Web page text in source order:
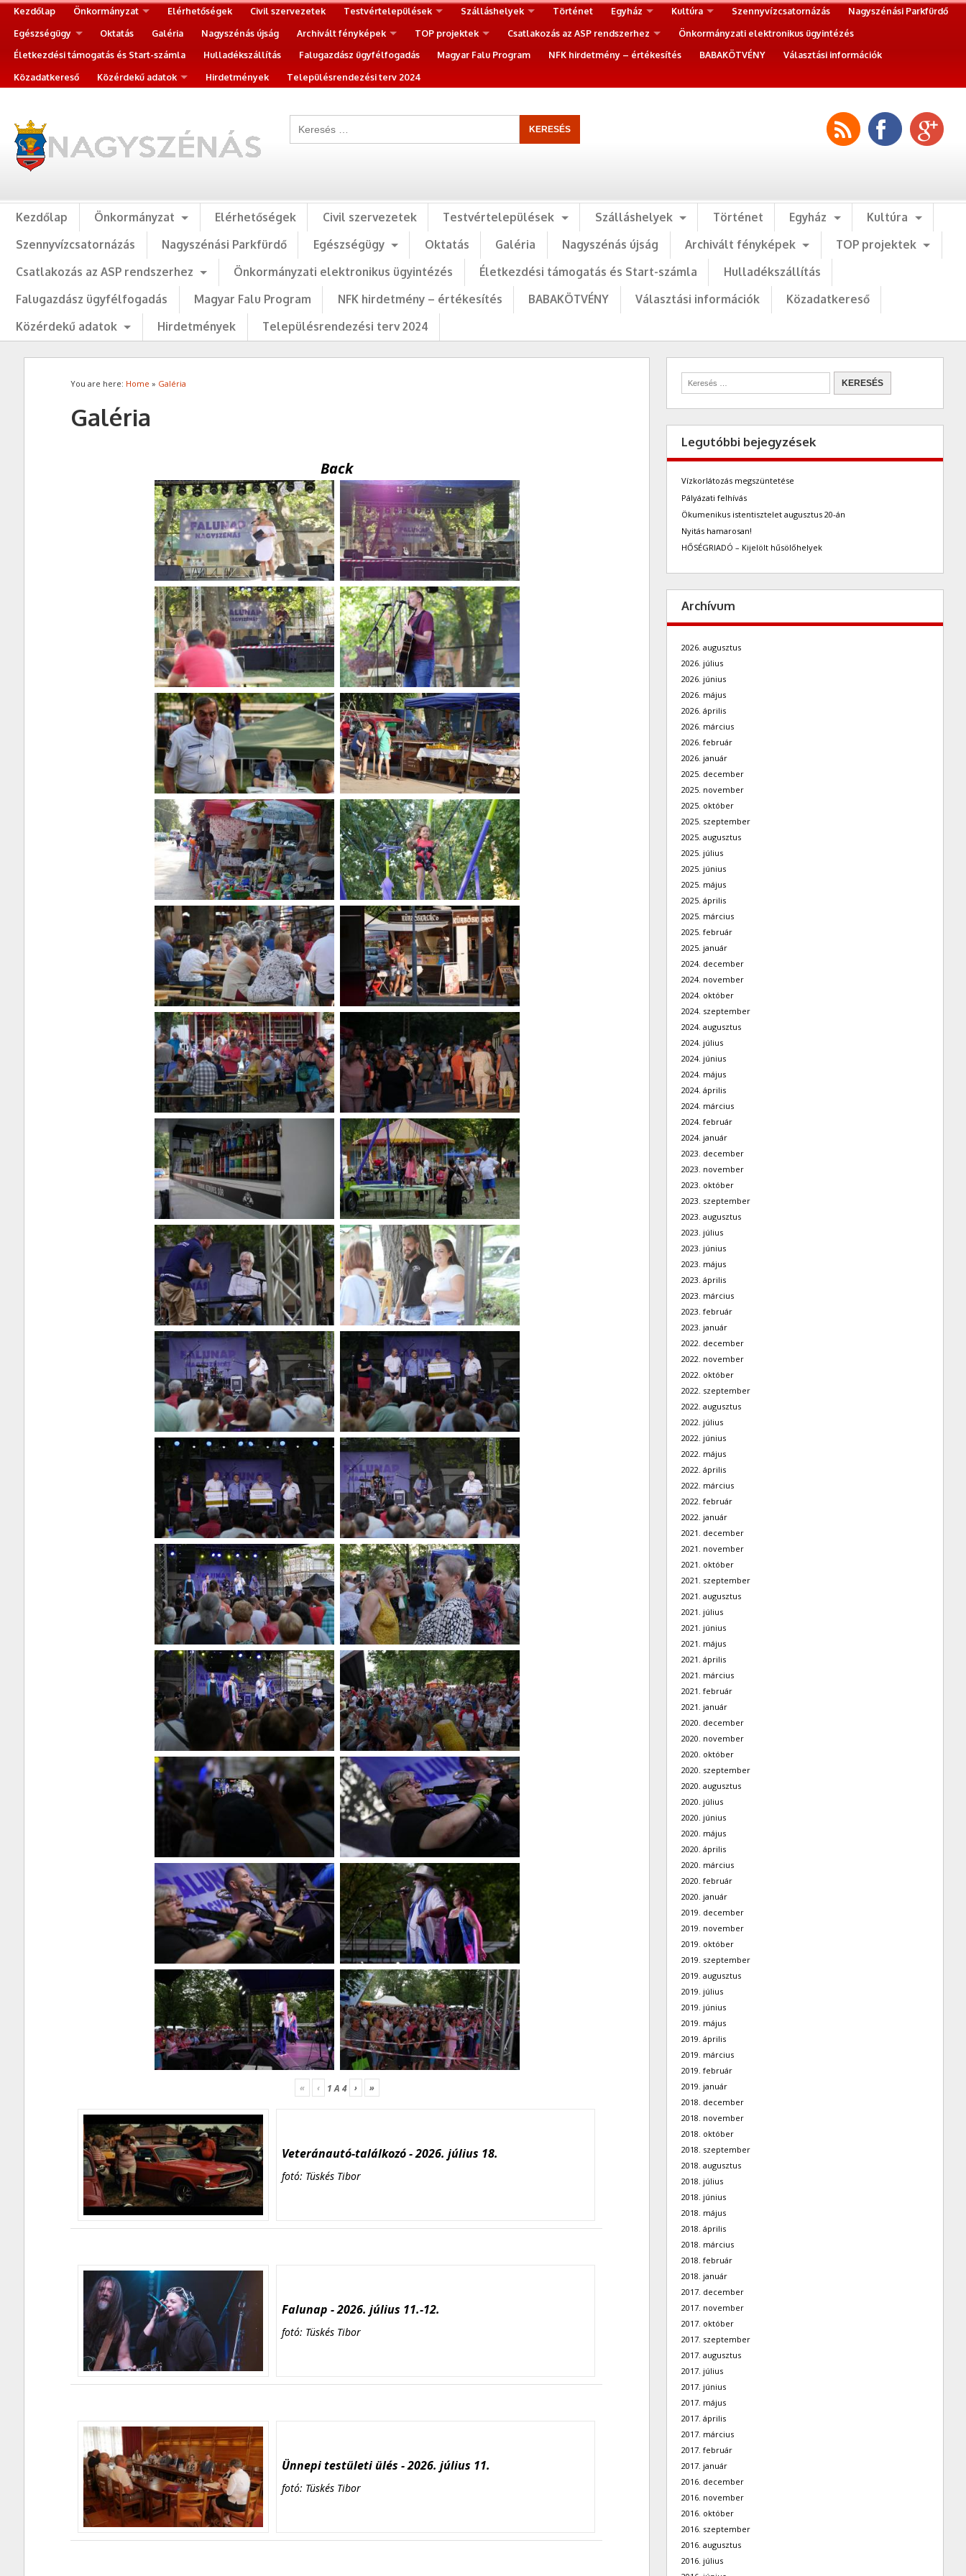
Kezdőlap Önkormányzat Elérhetőségek Civil szervezetek Testvértelepülések Szálláshelyek Történet Egyház Kultúra Szennyvízcsatornázás
Nagyszénási Parkfürdő
Egészségügy
Oktatás Galéria Nagyszénás újság Archivált fényképek TOP projektek Csatlakozás az ASP rendszerhez
Önkormányzati elektronikus ügyintézés
Életkezdési támogatás és Start-számla
Hulladékszállítás Falugazdász ügyfélfogadás Magyar Falu Program NFK hirdetmény – értékesítés BABAKÖTVÉNY
Választási információk
Közadatkereső
Közérdekű adatok Hirdetmények Településrendezési terv 2024
Kezdőlap Önkormányzat Elérhetőségek Civil szervezetek Testvértelepülések Szálláshelyek Történet Egyház
Kultúra
Szennyvízcsatornázás
Nagyszénási Parkfürdő Egészségügy Oktatás Galéria Nagyszénás újság Archivált fényképek
TOP projektek
Csatlakozás az ASP rendszerhez
Önkormányzati elektronikus ügyintézés Életkezdési támogatás és Start-számla
Hulladékszállítás
Falugazdász ügyfélfogadás
Magyar Falu Program NFK hirdetmény – értékesítés BABAKÖTVÉNY Választási információk
Közadatkereső
Közérdekű adatok
Hirdetmények Településrendezési terv 2024
You are here: Home » Galéria
Galéria
Back
« ‹ 1A 4 › »
Veteránautó-találkozó - 2026. július 18.
fotó: Tüskés Tibor
Falunap - 2026. július 11.-12.
fotó: Tüskés Tibor
Ünnepi testületi ülés - 2026. július 11.
fotó: Tüskés Tibor
Legutóbbi bejegyzések
Vízkorlátozás megszüntetése
Pályázati felhívás
Ökumenikus istentisztelet augusztus 20-án
Nyitás hamarosan!
HŐSÉGRIADÓ – Kijelölt hűsölőhelyek
Archívum
2026. augusztus
2026. július
2026. június
2026. május
2026. április
2026. március
2026. február
2026. január
2025. december
2025. november
2025. október
2025. szeptember
2025. augusztus
2025. július
2025. június
2025. május
2025. április
2025. március
2025. február
2025. január
2024. december
2024. november
2024. október
2024. szeptember
2024. augusztus
2024. július
2024. június
2024. május
2024. április
2024. március
2024. február
2024. január
2023. december
2023. november
2023. október
2023. szeptember
2023. augusztus
2023. július
2023. június
2023. május
2023. április
2023. március
2023. február
2023. január
2022. december
2022. november
2022. október
2022. szeptember
2022. augusztus
2022. július
2022. június
2022. május
2022. április
2022. március
2022. február
2022. január
2021. december
2021. november
2021. október
2021. szeptember
2021. augusztus
2021. július
2021. június
2021. május
2021. április
2021. március
2021. február
2021. január
2020. december
2020. november
2020. október
2020. szeptember
2020. augusztus
2020. július
2020. június
2020. május
2020. április
2020. március
2020. február
2020. január
2019. december
2019. november
2019. október
2019. szeptember
2019. augusztus
2019. július
2019. június
2019. május
2019. április
2019. március
2019. február
2019. január
2018. december
2018. november
2018. október
2018. szeptember
2018. augusztus
2018. július
2018. június
2018. május
2018. április
2018. március
2018. február
2018. január
2017. december
2017. november
2017. október
2017. szeptember
2017. augusztus
2017. július
2017. június
2017. május
2017. április
2017. március
2017. február
2017. január
2016. december
2016. november
2016. október
2016. szeptember
2016. augusztus
2016. július